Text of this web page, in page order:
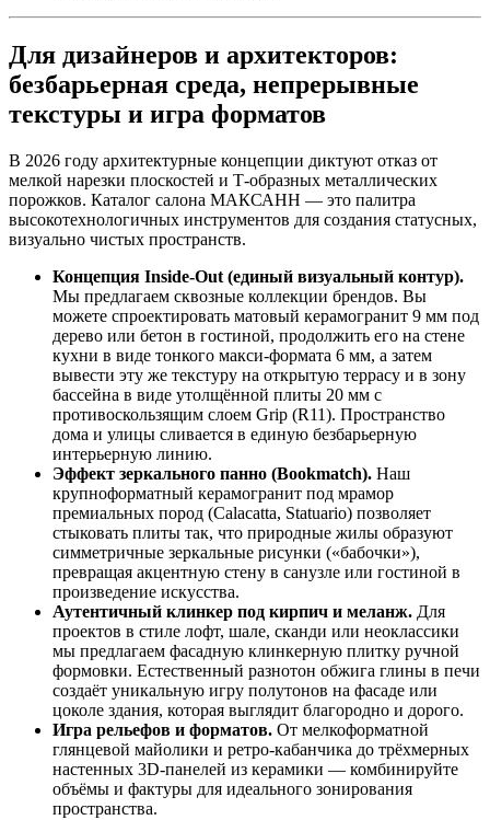
Для дизайнеров и архитекторов:
безбарьерная среда, непрерывные
текстуры и игра форматов
В 2026 году архитектурные концепции диктуют отказ от
мелкой нарезки плоскостей и Т‑образных металлических
порожков. Каталог салона МАКСАНН — это палитра
высокотехнологичных инструментов для создания статусных,
визуально чистых пространств.
Концепция Inside‑Out (единый визуальный контур).
Мы предлагаем сквозные коллекции брендов. Вы
можете спроектировать матовый керамогранит 9 мм под
дерево или бетон в гостиной, продолжить его на стене
кухни в виде тонкого макси‑формата 6 мм, а затем
вывести эту же текстуру на открытую террасу и в зону
бассейна в виде утолщённой плиты 20 мм с
противоскользящим слоем Grip (R11). Пространство
дома и улицы сливается в единую безбарьерную
интерьерную линию.
Эффект зеркального панно (Bookmatch). Наш
крупноформатный керамогранит под мрамор
премиальных пород (Calacatta, Statuario) позволяет
стыковать плиты так, что природные жилы образуют
симметричные зеркальные рисунки («бабочки»),
превращая акцентную стену в санузле или гостиной в
произведение искусства.
Аутентичный клинкер под кирпич и меланж. Для
проектов в стиле лофт, шале, сканди или неоклассики
мы предлагаем фасадную клинкерную плитку ручной
формовки. Естественный разнотон обжига глины в печи
создаёт уникальную игру полутонов на фасаде или
цоколе здания, которая выглядит благородно и дорого.
Игра рельефов и форматов. От мелкоформатной
глянцевой майолики и ретро‑кабанчика до трёхмерных
настенных 3D‑панелей из керамики — комбинируйте
объёмы и фактуры для идеального зонирования
пространства.